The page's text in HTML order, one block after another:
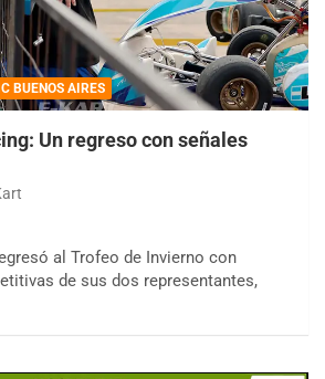
BUENOS AIRES
Un regreso con señales
al Trofeo de Invierno con
de sus dos representantes,